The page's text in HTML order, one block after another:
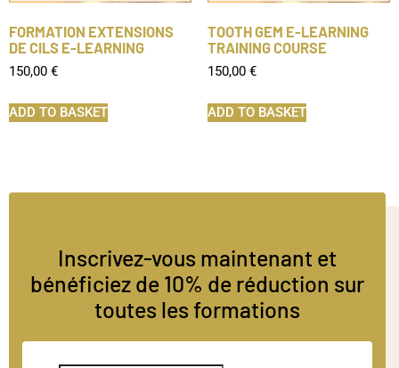
FORMATION EXTENSIONS
DE CILS E-LEARNING
150,00 €
ADD TO BASKET
TOOTH GEM E-LEARNING
TRAINING COURSE
150,00 €
ADD TO BASKET
Inscrivez-vous maintenant et
bénéficiez de 10% de réduction sur
toutes les formations